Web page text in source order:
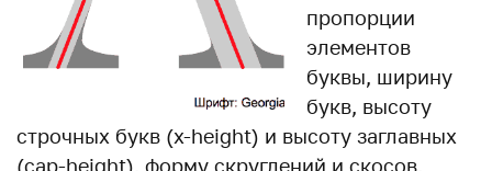
пропорции
элементов
буквы, ширину
букв, высоту
строчных букв (x-height) и высоту заглавных
(cap-height), форму скруглений и скосов,